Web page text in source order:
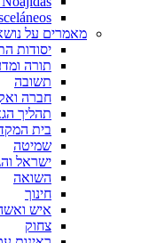
מאמרים על
יסודות
תורה
תשובה
חברה
תהליך
בית
שמיטה
ישראל
השואה
חינוך
איש
צחוק